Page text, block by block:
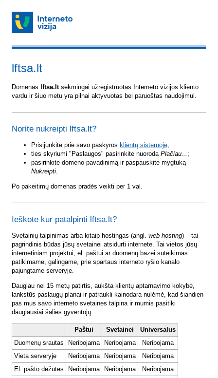
lftsa.lt
Domenas lftsa.ltsėkmingai užregistruotas Interneto vizijos kliento
vardu ir šiuo metu yra pilnai aktyvuotas bei paruoštas naudojimui.
Norite nukreipti lftsa.lt?
Prisijunkite prie savo paskyros klientų sistemoje;
ties skyriumi "Paslaugos" pasirinkite nuorodą Plačiau... ;
pasirinkite domeno pavadinimą ir paspauskite mygtuką
Nukreipti.
Po pakeitimų domenas pradės veikti per 1 val.
Ieškote kur patalpinti lftsa.lt?
Svetainių talpinimas arba kitaip hostingas (angl. web hosting) – tai
pagrindinis būdas jūsų svetainei atsidurti internete. Tai vietos jūsų
internetiniam projektui, el. paštui ar duomenų bazei suteikimas
patikimame, galingame, prie spartaus interneto ryšio kanalo
pajungtame serveryje.
Daugiau nei 15 metų patirtis, aukšta klientų aptarnavimo kokybė,
lankstūs paslaugų planai ir patraukli kainodara nulėmė, kad šiandien
pas mus savo interneto svetaines talpina ir mumis pasitiki
daugiausiai šalies gyventojų.
Paštui Svetainei
Universalus
Duomenų srautas
Neribojama Neribojama
Neribojama
Vieta serveryje
Neribojama Neribojama
Neribojama
El. pašto dėžutės
Neribojama Neribojama
Neribojama